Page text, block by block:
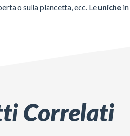
o sulla plancetta, ecc. Le uniche
Correlati